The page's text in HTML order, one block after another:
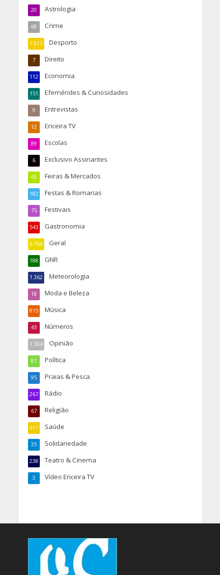
Astrologia
20
Crime
68
Desporto
1.017
Direito
7
Economia
112
Efemérides & Curiosidades
151
Entrevistas
9
Ericeira TV
12
Escolas
89
Exclusivo Assinantes
6
Feiras & Mercados
69
Festas & Romarias
182
Festivais
75
Gastronomia
543
Geral
6.766
GNR
188
Meteorologia
1.362
Moda e Beleza
18
Música
815
Números
43
Opinião
1.504
Política
87
Praias & Pesca
95
Rádio
267
Religião
67
Saúde
417
Solidariedade
35
Teatro & Cinema
238
Vídeo Ericeira TV
3